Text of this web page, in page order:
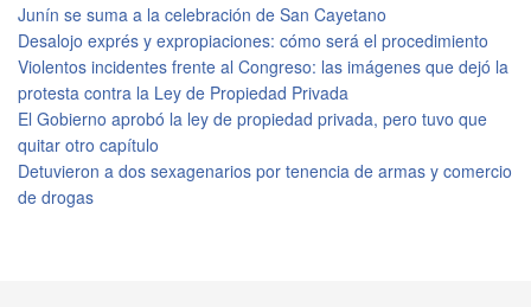
Junín se suma a la celebración de San Cayetano
Desalojo exprés y expropiaciones: cómo será el procedimiento
Violentos incidentes frente al Congreso: las imágenes que dejó la
protesta contra la Ley de Propiedad Privada
El Gobierno aprobó la ley de propiedad privada, pero tuvo que
quitar otro capítulo
Detuvieron a dos sexagenarios por tenencia de armas y comercio
de drogas